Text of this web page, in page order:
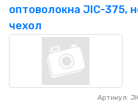
оптоволокна JIC-375,
чехол
Артикул: